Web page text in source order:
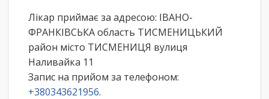
Лікар приймає за адресою: ІВАНО-
ФРАНКІВСЬКА область ТИСМЕНИЦЬКИЙ
район місто ТИСМЕНИЦЯ вулиця
Наливайка 11
Запис на прийом за телефоном:
+380343621956.